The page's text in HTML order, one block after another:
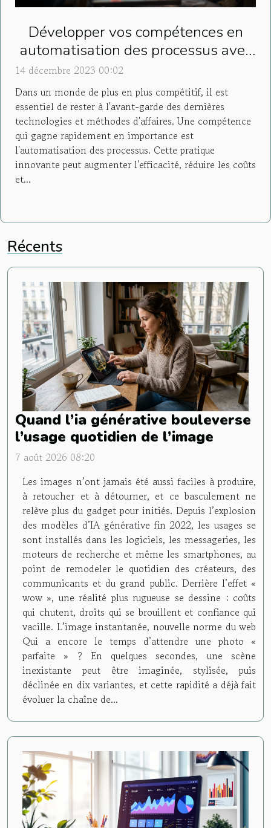
Développer vos compétences en
automatisation des processus avec
Formation Make
14 décembre 2023 00:02
Dans un monde de plus en plus compétitif, il est
essentiel de rester à l'avant-garde des dernières
technologies et méthodes d'affaires. Une compétence
qui gagne rapidement en importance est
l'automatisation des processus. Cette pratique
innovante peut augmenter l'efficacité, réduire les coûts
et...
Récents
Quand l’ia générative bouleverse
l’usage quotidien de l’image
7 août 2026 08:20
Les images n’ont jamais été aussi faciles à produire,
à retoucher et à détourner, et ce basculement ne
relève plus du gadget pour initiés. Depuis l’explosion
des modèles d’IA générative fin 2022, les usages se
sont installés dans les logiciels, les messageries, les
moteurs de recherche et même les smartphones, au
point de remodeler le quotidien des créateurs, des
communicants et du grand public. Derrière l’effet «
wow », une réalité plus rugueuse se dessine : coûts
qui chutent, droits qui se brouillent et confiance qui
vacille. L’image instantanée, nouvelle norme du web
Qui a encore le temps d’attendre une photo «
parfaite » ? En quelques secondes, une scène
inexistante peut être imaginée, stylisée, puis
déclinée en dix variantes, et cette rapidité a déjà fait
évoluer la chaîne de...